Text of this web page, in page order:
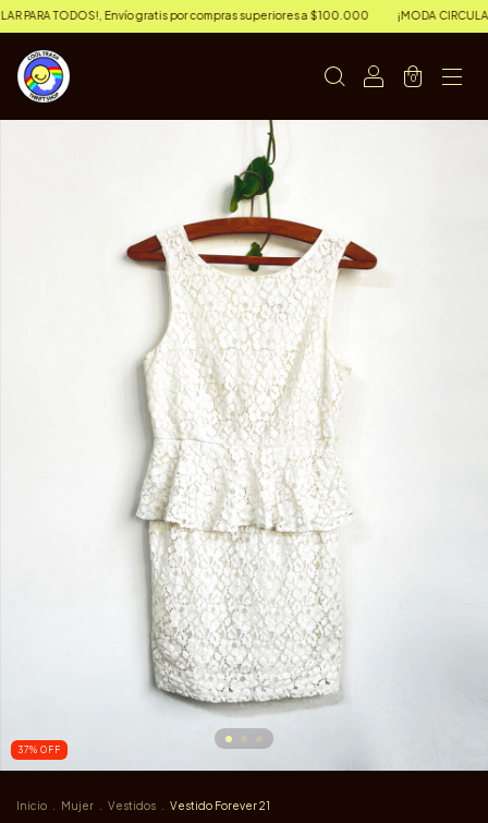
PARA TODOS!, Envío gratis por compras superiores a $100.000 ¡MODA
0
37% OFF
Inicio Mujer Vestidos Vestido Forever 21